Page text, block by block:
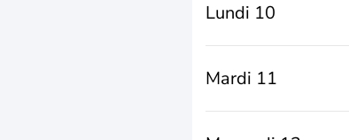
Lundi 10
Mardi 11